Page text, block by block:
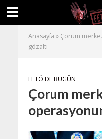
Anasayfa » Çorum
gözaltı
FETÖ'DE BUGÜN
Çorum